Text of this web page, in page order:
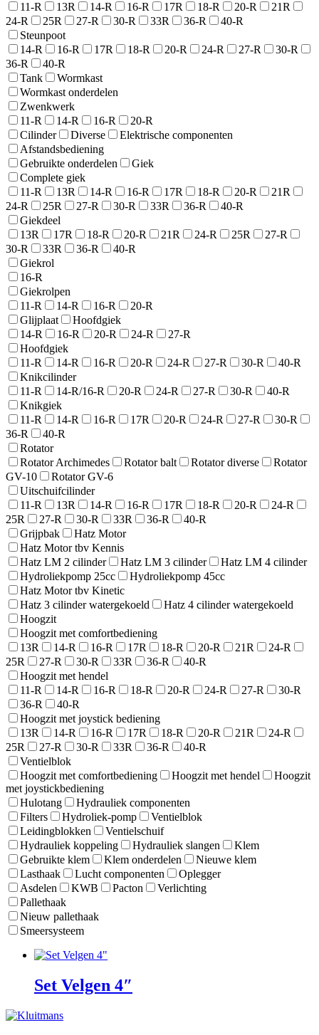
11-R
13R 14-R 16-R 17R 18-R 20-R
21R
24-R
25R 27-R 30-R 33R 36-R
40-R
Steunpoot
14-R
16-R 17R 18-R 20-R 24-R 27-R
30-R
36-R
40-R
Tank
Wormkast
Wormkast onderdelen
Zwenkwerk
11-R
14-R 16-R
20-R
Cilinder
Diverse
Elektrische componenten
Afstandsbediening
Gebruikte onderdelen
Giek
Complete giek
11-R
13R 14-R 16-R 17R 18-R 20-R
21R
24-R
25R 27-R 30-R 33R 36-R
40-R
Giekdeel
13R
17R 18-R 20-R 21R 24-R 25R
27-R
30-R
33R 36-R
40-R
Giekrol
16-R
Giekrolpen
11-R
14-R 16-R
20-R
Glijplaat
Hoofdgiek
14-R
16-R 20-R 24-R
27-R
Hoofdgiek
11-R
14-R 16-R 20-R 24-R 27-R 30-R
40-R
Knikcilinder
11-R
14-R/16-R 20-R 24-R 27-R 30-R
40-R
Knikgiek
11-R
14-R 16-R 17R 20-R 24-R 27-R
30-R
36-R
40-R
Rotator
Rotator Archimedes
Rotator balt Rotator diverse
Rotator
GV-10
Rotator GV-6
Uitschuifcilinder
11-R
13R 14-R 16-R 17R 18-R 20-R
24-R
25R
27-R 30-R 33R 36-R
40-R
Grijpbak
Hatz Motor
Hatz Motor tbv Kennis
Hatz LM 2 cilinder
Hatz LM 3 cilinder
Hatz LM 4 cilinder
Hydroliekpomp 25cc
Hydroliekpomp 45cc
Hatz Motor tbv Kinetic
Hatz 3 cilinder watergekoeld
Hatz 4 cilinder watergekoeld
Hoogzit
Hoogzit met comfortbediening
13R
14-R 16-R 17R 18-R 20-R 21R
24-R
25R
27-R 30-R 33R 36-R
40-R
Hoogzit met hendel
11-R
14-R 16-R 18-R 20-R 24-R 27-R
30-R
36-R
40-R
Hoogzit met joystick bediening
13R
14-R 16-R 17R 18-R 20-R 21R
24-R
25R
27-R 30-R 33R 36-R
40-R
Ventielblok
Hoogzit met comfortbediening
Hoogzit met hendel
Hoogzit
met joystickbediening
Hulotang
Hydrauliek componenten
Filters
Hydroliek-pomp
Ventielblok
Leidingblokken
Ventielschuif
Hydrauliek koppeling
Hydrauliek slangen
Klem
Gebruikte klem
Klem onderdelen
Nieuwe klem
Lasthaak
Lucht componenten
Oplegger
Asdelen
KWB Pacton
Verlichting
Pallethaak
Nieuw pallethaak
Smeersysteem
Set Velgen 4″